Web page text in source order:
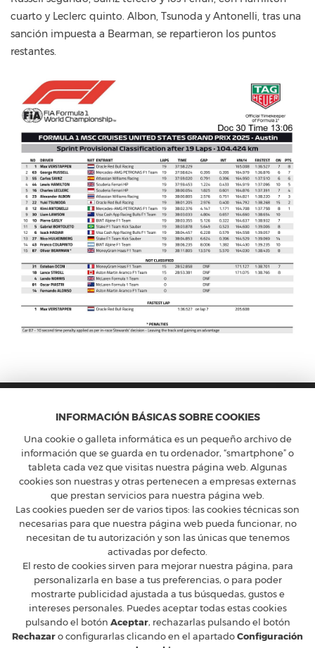
cuarto y Leclerc quinto. Albon, Tsunoda y Antonelli, tras una
sanción impuesta a Bearman, se repartieron los puntos
restantes.
FERRARI CLUB ESPAÑA
Calle Constancia 41, entreplanta - 28002 Madrid
T+34 91 5754160Mferrari@ferrariclubespana.com
HLunes a jueves de 9:00 a 17:30h, viernes de 9:00 a 15:00h.
CLUB FERRARI
EN LAS REDES
FERRARI OFICIAL
MUNDO FERRARI
INFORMACIÓN BÁSICAS SOBRE COOKIES
Una cookie o galleta informática es un pequeño archivo de
información que se guarda en tu ordenador, “smartphone” o
tableta cada vez que visitas nuestra página web. Algunas
cookies son nuestras y otras pertenecen a empresas externas
que prestan servicios para nuestra página web.
Las cookies pueden ser de varios tipos: las cookies técnicas son
necesarias para que nuestra página web pueda funcionar, no
necesitan de tu autorización y son las únicas que tenemos
activadas por defecto.
El resto de cookies sirven para mejorar nuestra página, para
personalizarla en base a tus preferencias, o para poder
mostrarte publicidad ajustada a tus búsquedas, gustos e
intereses personales. Puedes aceptar todas estas cookies
pulsando el botón Aceptar, rechazarlas pulsando el botón
Rechazaro configurarlas clicando en el apartadoConfiguración